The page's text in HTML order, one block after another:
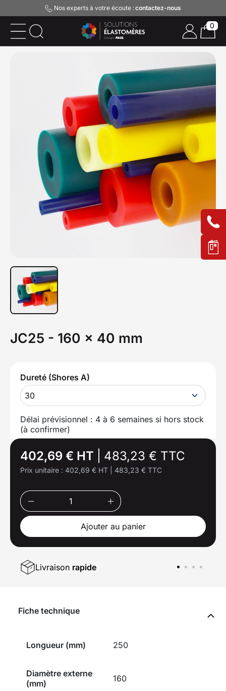
Nos experts à votre écoute :contactez-nous
JC25 - 160 x 40 mm
Dureté (Shores A)
30
Délai prévisionnel : 4 à 6 semaines si hors stock
(à confirmer)
402,69 € HT 483,23 € TTC
Prix unitaire : 402,69 € HT 483,23 € TTC
Ajouter au panier
Livraison rapide
Fiche technique
Longueur (mm) 250
Diamètre externe
(mm)
160
0